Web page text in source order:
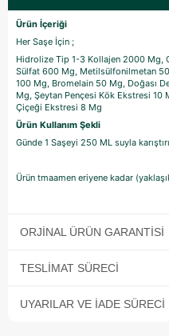
Ürün İçeriği
Her Saşe İçin ;
Hidrolize Tip 1-3 Kollajen 2000 Mg,
Sülfat 600 Mg, Metilsülfonilmetan
100 Mg, Bromelain 50 Mg, Doğası
Mg, Şeytan Pençesi Kök Ekstresi 10
Çiçeği Ekstresi 8 Mg
Ürün Kullanım Şekli
Günde 1 Saşeyi 250 ML suyla
Ürün tmaamen eriyene kadar
ORJINAL ÜRÜN GARANTISI
TESLIMAT SÜRECI
UYARILAR VE İADE SÜRECI